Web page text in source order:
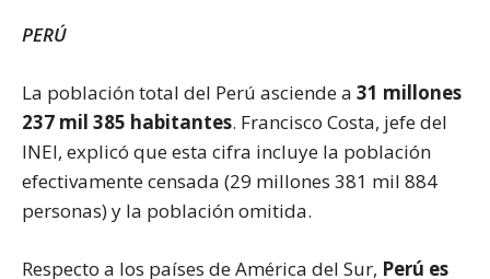
PERÚ
La población total del Perú asciende a 31 millones
237 mil 385 habitantes. Francisco Costa, jefe del
INEI, explicó que esta cifra incluye la población
efectivamente censada (29 millones 381 mil 884
personas) y la población omitida.
Respecto a los países de América del Sur, Perú es